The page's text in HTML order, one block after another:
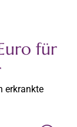
für
erkrankte